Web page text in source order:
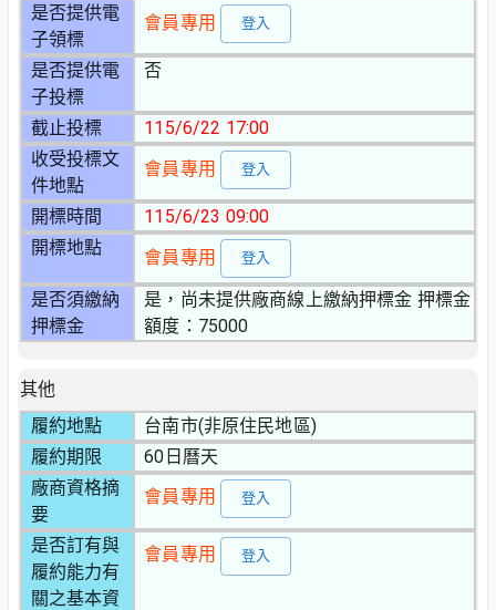
是否提供電
子領標
會員專用 登入
是否提供電
子投標
否
截止投標
115/6/22 17:00
收受投標文
件地點
會員專用 登入
開標時間
115/6/23 09:00
開標地點
會員專用 登入
是否須繳納
押標金
是，尚未提供廠商線上繳納押標金 押標金
額度：75000
其他
履約地點
台南市(非原住民地區)
履約期限
60日曆天
廠商資格摘
要
會員專用 登入
是否訂有與
履約能力有
關之基本資
會員專用 登入